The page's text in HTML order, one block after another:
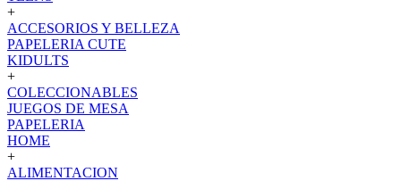
+
ACCESORIOS Y BELLEZA
PAPELERIA CUTE
KIDULTS
+
COLECCIONABLES
JUEGOS DE MESA
PAPELERIA
HOME
+
ALIMENTACION